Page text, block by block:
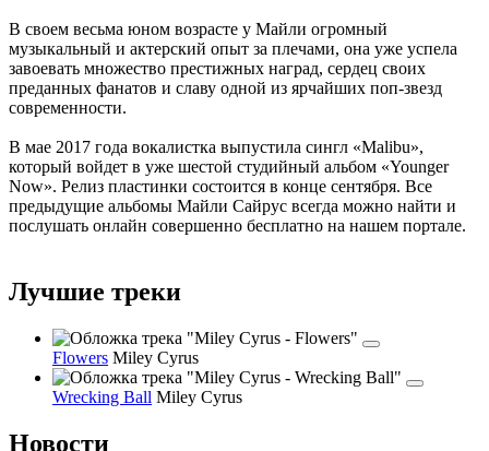
В своем весьма юном возрасте у Майли огромный
музыкальный и актерский опыт за плечами, она уже успела
завоевать множество престижных наград, сердец своих
преданных фанатов и славу одной из ярчайших поп-звезд
современности.
В мае 2017 года вокалистка выпустила сингл «Malibu»,
который войдет в уже шестой студийный альбом «Younger
Now». Релиз пластинки состоится в конце сентября. Все
предыдущие альбомы Майли Сайрус всегда можно найти и
послушать онлайн совершенно бесплатно на нашем портале.
Лучшие треки
Flowers Miley Cyrus
Wrecking Ball Miley Cyrus
Новости